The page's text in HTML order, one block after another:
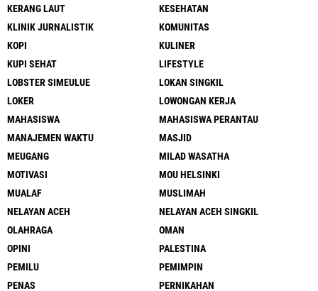
KERANG LAUT
KESEHATAN
KLINIK JURNALISTIK
KOMUNITAS
KOPI
KULINER
KUPI SEHAT
LIFESTYLE
LOBSTER SIMEULUE
LOKAN SINGKIL
LOKER
LOWONGAN KERJA
MAHASISWA
MAHASISWA PERANTAU
MANAJEMEN WAKTU
MASJID
MEUGANG
MILAD WASATHA
MOTIVASI
MOU HELSINKI
MUALAF
MUSLIMAH
NELAYAN ACEH
NELAYAN ACEH SINGKIL
OLAHRAGA
OMAN
OPINI
PALESTINA
PEMILU
PEMIMPIN
PENAS
PERNIKAHAN